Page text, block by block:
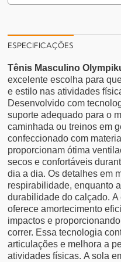
ESPECIFICAÇÕES
Tênis Masculino
excelente escolha para
e estilo nas atividades
Desenvolvido com
suporte adequado para o
caminhada ou treinos em
confeccionado com
proporcionam ótima
secos e confortáveis
dia a dia. Os detalhes em
respirabilidade, enquanto
durabilidade do calçado.A
oferece amortecimento
impactos e
correr. Essa tecnologia
articulações e melhora a
atividades físicas.A sola